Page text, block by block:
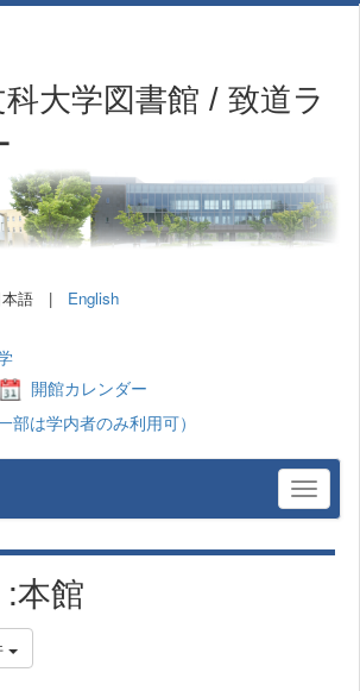
大学図書館 / 致道ラ
| English
開館カレンダー
部は学内者のみ利用可）
本館